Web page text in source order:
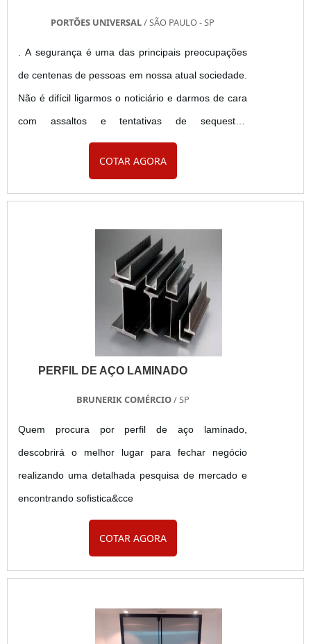
PORTÕES UNIVERSAL/ SÃO PAULO - SP
. A segurança é uma das principais preocupações
de centenas de pessoas em nossa atual sociedade.
Não é difícil ligarmos o noticiário e darmos de cara
com assaltos e tentativas de sequestro,
principalmente quando pessoas vão guardar seus
respectivos carros na garagem de suas casas.
surgiram para melhorar a segurança de sua casa
no derradeiro momento de guardar o carro....
COTAR AGORA
PERFIL DE AÇO LAMINADO
BRUNERIK COMÉRCIO/ SP
Quem procura por perfil de aço laminado,
descobrirá o melhor lugar para fechar negócio
realizando uma detalhada pesquisa de mercado e
encontrando sofistica&cce
COTAR AGORA